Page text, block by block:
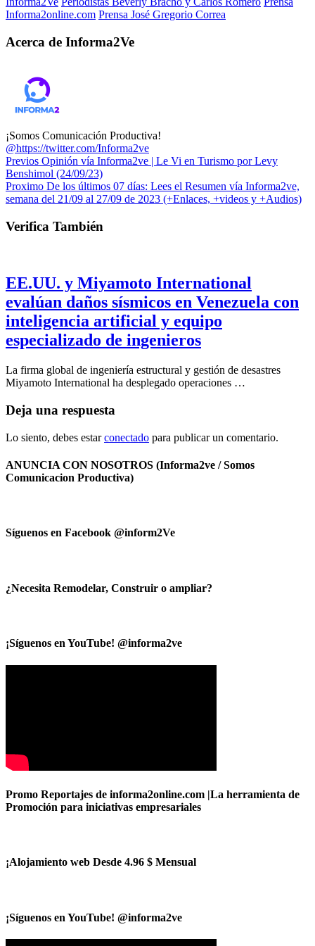
Informa2online.com Prensa José Gregorio Correa
Acerca de Informa2Ve
¡Somos Comunicación Productiva!
@https://twitter.com/Informa2ve
Previos Opinión vía Informa2ve | Le Vi en Turismo por Levy
Benshimol (24/09/23)
Proximo De los últimos 07 días: Lees el Resumen vía Informa2ve,
semana del 21/09 al 27/09 de 2023 (+Enlaces, +videos y +Audios)
Verifica También
EE.UU. y Miyamoto International
evalúan daños sísmicos en Venezuela con
inteligencia artificial y equipo
especializado de ingenieros
La firma global de ingeniería estructural y gestión de desastres
Miyamoto International ha desplegado operaciones …
Deja una respuesta
Lo siento, debes estarconectado para publicar un comentario.
ANUNCIA CON NOSOTROS (Informa2ve / Somos
Comunicacion Productiva)
Síguenos en Facebook @inform2Ve
¿Necesita Remodelar, Construir o ampliar?
¡Síguenos en YouTube! @informa2ve
Promo Reportajes de informa2online.com |La herramienta de
Promoción para iniciativas empresariales
¡Alojamiento web Desde 4.96 $ Mensual
¡Síguenos en YouTube! @informa2ve